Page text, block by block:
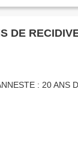
DE